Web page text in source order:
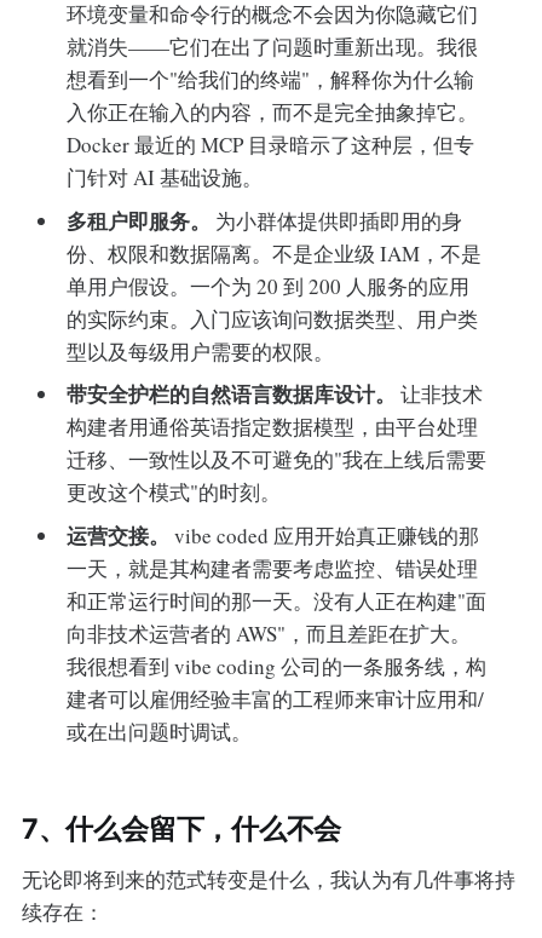
环境变量和命令行的概念不会因为你隐藏它们
就消失——它们在出了问题时重新出现。我很
想看到一个"给我们的终端"，解释你为什么输
入你正在输入的内容，而不是完全抽象掉它。
Docker 最近的 MCP 目录暗示了这种层，但专
门针对 AI 基础设施。
多租户即服务。
为小群体提供即插即用的身
份、权限和数据隔离。不是企业级 IAM，不是
单用户假设。一个为 20 到 200 人服务的应用
的实际约束。入门应该询问数据类型、用户类
型以及每级用户需要的权限。
带安全护栏的自然语言数据库设计。
让非技术
构建者用通俗英语指定数据模型，由平台处理
迁移、一致性以及不可避免的"我在上线后需要
更改这个模式"的时刻。
运营交接。
vibe coded 应用开始真正赚钱的那
一天，就是其构建者需要考虑监控、错误处理
和正常运行时间的那一天。没有人正在构建"面
向非技术运营者的 AWS"，而且差距在扩大。
我很想看到 vibe coding 公司的一条服务线，构
建者可以雇佣经验丰富的工程师来审计应用和/
或在出问题时调试。
7、什么会留下，什么不会
无论即将到来的范式转变是什么，我认为有几件事将持
续存在：